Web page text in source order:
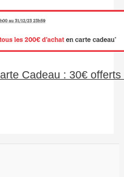
Cadeau : 30€ offerts